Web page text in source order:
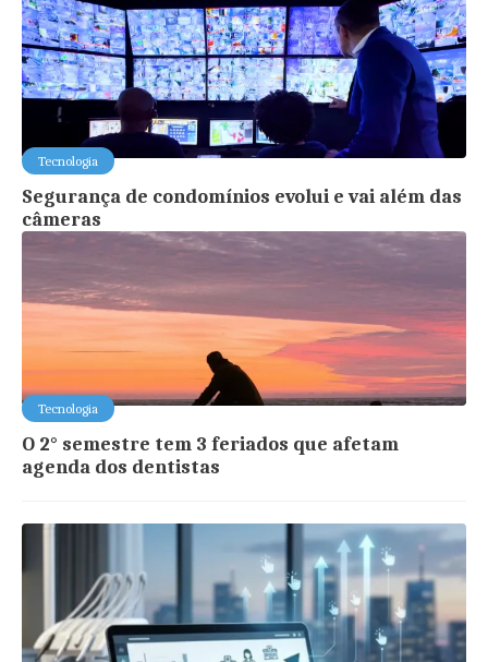
Tecnologia
Segurança de condomínios evolui e vai além das
câmeras
Tecnologia
O 2° semestre tem 3 feriados que afetam
agenda dos dentistas